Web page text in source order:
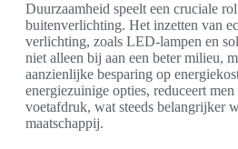
Duurzaamheid speelt een cruciale
buitenverlichting. Het inzetten van
verlichting, zoals LED-lampen en
niet alleen bij aan een beter milieu,
aanzienlijke besparing op
energiezuinige opties, reduceert
voetafdruk, wat steeds belangrijker
maatschappij.